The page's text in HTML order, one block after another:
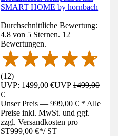
SMART HOME by hornbach
Durchschnittliche Bewertung:
4.8 von 5 Sternen. 12
Bewertungen.
(12)
UVP: 1499,00 €UVP1499,00
€
Unser Preis — 999,00 € * Alle
Preise inkl. MwSt. und ggf.
zzgl. Versandkosten pro
ST999,00 €*/ ST